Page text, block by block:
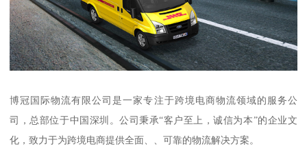
博冠国际物流有限公司是一家专注于跨境电商物流领域的服务公
司，总部位于中国深圳。公司秉承“客户至上，诚信为本”的企业文
化，致力于为跨境电商提供全面、、可靠的物流解决方案。